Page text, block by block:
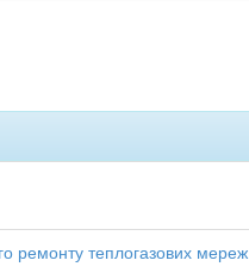
ремонту теплогазових мереж